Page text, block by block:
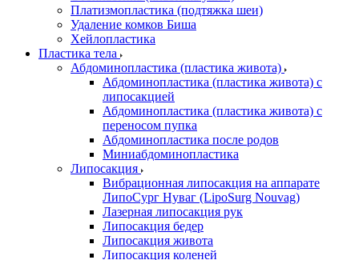
Платизмопластика (подтяжка шеи)
Удаление комков Биша
Хейлопластика
Пластика тела
Абдоминопластика (пластика живота)
Абдоминопластика (пластика живота) с
липосакцией
Абдоминопластика (пластика живота) с
переносом пупка
Абдоминопластика после родов
Миниабдоминопластика
Липосакция
Вибрационная липосакция на аппарате
ЛипоСург Нуваг (LipoSurg Nouvag)
Лазерная липосакция рук
Липосакция бедер
Липосакция живота
Липосакция коленей